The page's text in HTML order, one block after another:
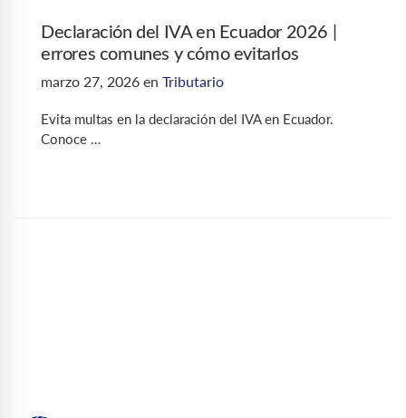
Declaración del IVA en Ecuador 2026 |
errores comunes y cómo evitarlos
marzo 27, 2026 en Tributario
Evita multas en la declaración del IVA en Ecuador.
Conoce …